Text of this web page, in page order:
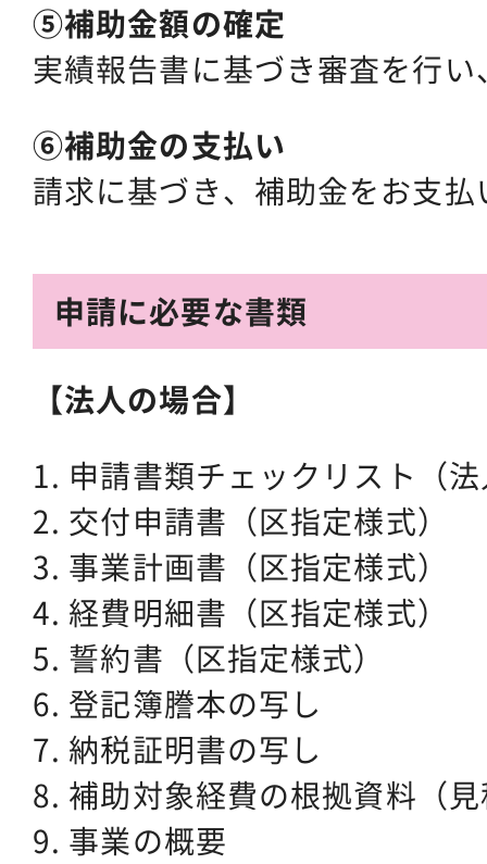
⑤補助金額の確定
実績報告書に基づき審査を行
⑥補助金の支払い
請求に基づき、補助金をお支払
申請に必要な書類
【法人の場合】
1. 申請書類チェックリスト（
2. 交付申請書（区指定様式）
3. 事業計画書（区指定様式）
4. 経費明細書（区指定様式）
5. 誓約書（区指定様式）
6. 登記簿謄本の写し
7. 納税証明書の写し
8. 補助対象経費の根拠資料（
9. 事業の概要